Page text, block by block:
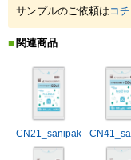
サンプルのご依頼は コ
関連商品
CN21_sanipak